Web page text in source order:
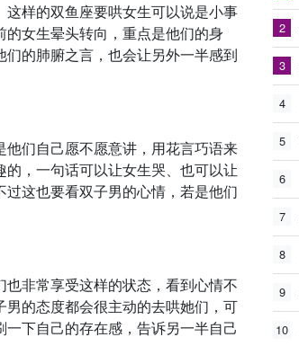
样的双鱼座要哄女生可以说是小事
女生晕头转向，重点是他们的身
的肺腑之言，也会让另外一半感到
们自己愿不愿意讲，用花言巧语来
，一句话可以让女生哭、也可以让
这也要看双子男的心情，若是他们
非常享受这样的状态，看到心情不
的态度都会很主动的去哄她们，可
下自己的存在感，告诉另一半自己
2
3
4
5
6
7
8
9
10